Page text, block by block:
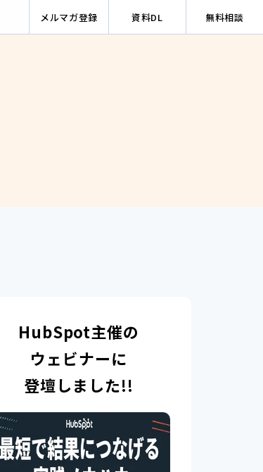
メルマガ登録 資料DL 無料相談
HubSpot主催の
ウェビナーに
登壇しました!!